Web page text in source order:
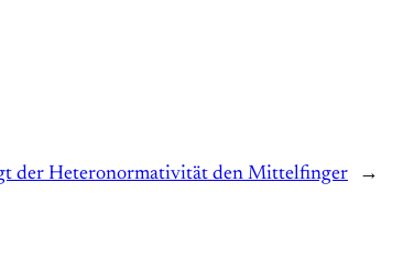
der Heteronormativität den Mittelfinger →